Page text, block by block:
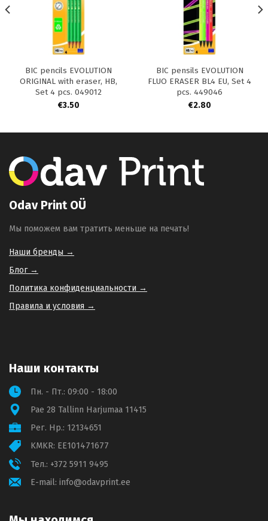
BIC pencils EVOLUTION
ORIGINAL with eraser, HB,
Set 4 pcs. 049012
€3.50
BIC pensils EVOLUTION
FLUO ERASER BL4 EU, Set 4
pcs. 449046
€2.80
Odav Print OÜ
Мы поможем вам тратить меньше на печать!
Наши бренды →
Блог →
Политика конфиденциальности →
Правила и условия →
Наши контакты
Пн. - Пт.: 09:00 - 18:00
Pae 28 Tallinn Harjumaa 11415
Рег. Нр.: 12134651
KMKR: EE101471677
Тел.: +372 5911 9495
E-mail: info@odavprint.ee